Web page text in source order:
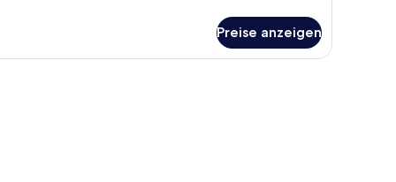
Preise anzeigen
Verdunkelungsvorhänge